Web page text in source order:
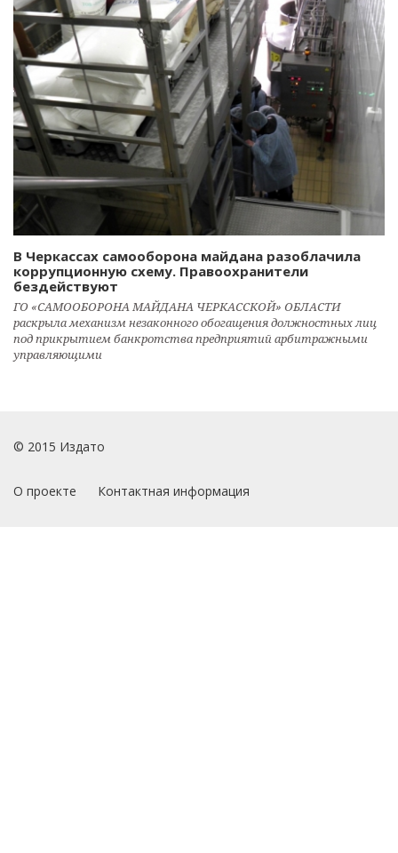
В Черкассах самооборона майдана разоблачила
коррупционную схему. Правоохранители
бездействуют
ГО «САМООБОРОНА МАЙДАНА ЧЕРКАССКОЙ» ОБЛАСТИ
раскрыла механизм незаконного обогащения должностных лиц
под прикрытием банкротства предприятий арбитражными
управляющими
© 2015 Издато
О проекте Контактная информация